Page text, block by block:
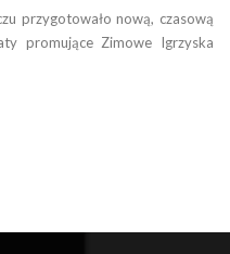
przygotowało nową, czasową
promujące Zimowe Igrzyska